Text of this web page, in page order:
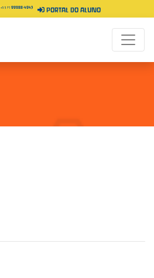
+55 71 99988-4943 PORTAL DO ALUNO